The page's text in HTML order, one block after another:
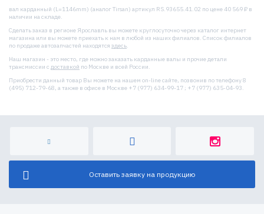
вал карданный (L=1146mm) (аналог Tirsan) артикул RS.93655.41.02 по цене 40 569 ₽ в
наличии на складе.
Сделать заказ в регионе Ярославль вы можете круглосуточно через каталог интернет
магазина или вы можете приехать к нам в любой из наших филиалов. Список филиалов
по продаже автозапчастей находятся здесь.
Наш магазин - это место, где можно заказать карданные валы и прочие детали
трансмиссии с доставкой по Москве и всей России.
Приобрести данный товар Вы можете на нашем on-line сайте, позвонив по телефону 8
(495) 712-79-68, а также в офисе в Москве +7 (977) 634-99-17 ; +7 (977) 635-04-93.
Оставить заявку на продукцию